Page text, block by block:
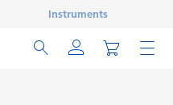
Instruments